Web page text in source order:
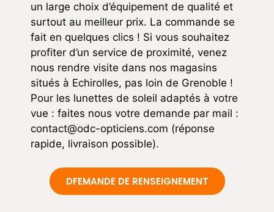
un large choix d’équipement de qualité et
surtout au meilleur prix. La commande se
fait en quelques clics ! Si vous souhaitez
profiter d’un service de proximité, venez
nous rendre visite dans nos magasins
situés à Echirolles, pas loin de Grenoble !
Pour les lunettes de soleil adaptés à votre
vue : faites nous votre demande par mail :
contact@odc-opticiens.com (réponse
rapide, livraison possible).
DFEMANDE DE RENSEIGNEMENT